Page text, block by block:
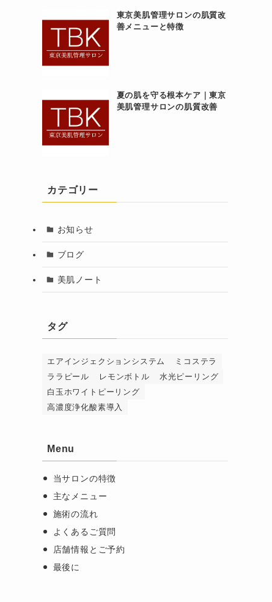
東京美肌管理サロンの肌質改
善メニューと特徴
夏の肌を守る根本ケア｜東京
美肌管理サロンの肌質改善
カテゴリー
お知らせ
ブログ
美肌ノート
タグ
エアインジェクションシステム
ミコステラ
ララピール
レモンボトル
水光ピーリング
白玉ホワイトピーリング
高濃度浄化酸素導入
Menu
当サロンの特徴
主なメニュー
施術の流れ
よくあるご質問
店舗情報とご予約
最後に